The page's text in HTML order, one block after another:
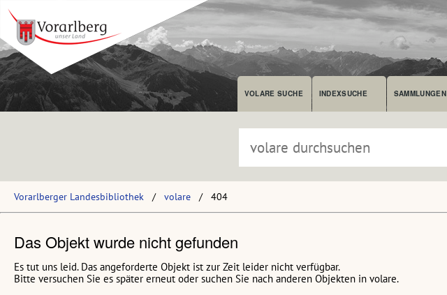
VOLARE SUCHE INDEXSUCHE SAMMLUNGEN
Vorarlberger Landesbibliothek volare 404
Das Objekt wurde nicht gefunden
Es tut uns leid. Das angeforderte Objekt ist zur Zeit leider nicht verfügbar.
Bitte versuchen Sie es später erneut oder suchen Sie nach anderen Objekten in volare.